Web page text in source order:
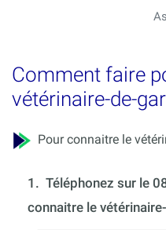
Comment faire
vétérinaire-de-
Pour connaitre le
1. Téléphonez sur le
connaitre le